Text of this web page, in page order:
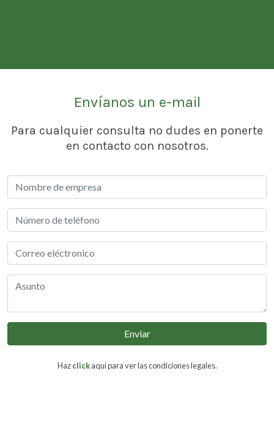
Envíanos un e-mail
Para cualquier consulta no dudes en ponerte
en contacto con nosotros.
Enviar
Hazclickaquí para ver las condiciones legales.